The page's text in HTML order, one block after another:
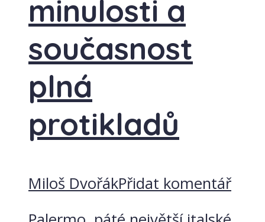
minulosti a
současnost
plná
protikladů
Miloš DvořákPřidat komentář